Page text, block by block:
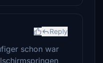
Reply
schon war